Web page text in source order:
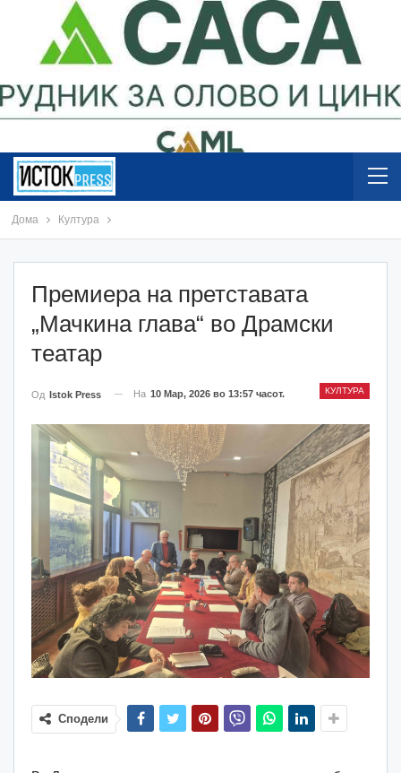
Дома Култура
Премиера на претставата
„Мачкина глава“ во Драмски
театар
КУЛТУРА
Од Istok Press На 10 Мар, 2026 во 13:57 часот.
Сподели